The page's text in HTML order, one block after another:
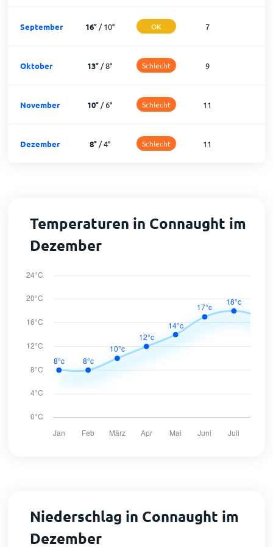
September 16°/10° OK 7
Oktober 13° /8° Schlecht 9
November 10° /6° Schlecht 11
Dezember 8°/4° Schlecht 11
Temperaturen in Connaught im
Dezember
Niederschlag in Connaught im
Dezember